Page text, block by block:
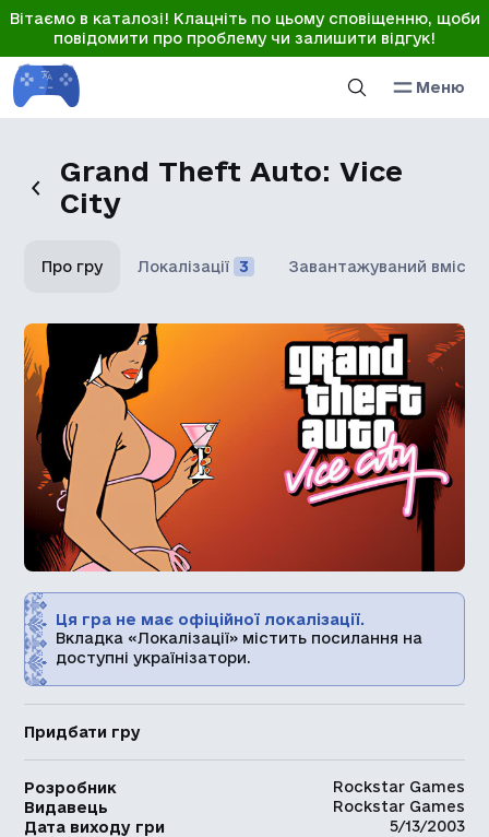
Вітаємо в каталозі! Клацніть по цьому сповіщенню, щоби
повідомити про проблему чи залишити відгук!
Меню
Grand Theft Auto: Vice
City
Про гру Локалізації 3 Завантажуваний вміст
Ця гра не має офіційної локалізації.
Вкладка «Локалізації» містить посилання на
доступні українізатори.
Придбати гру
Розробник
Rockstar Games
Видавець
Rockstar Games
Дата виходу гри
5/13/2003